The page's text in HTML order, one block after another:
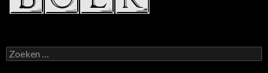
Zoeken
naar: